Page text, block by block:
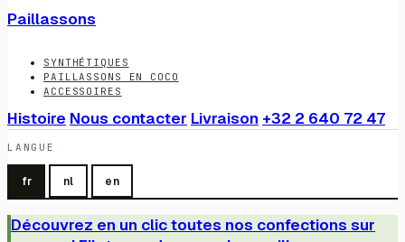
Paillassons
SYNTHÉTIQUES
PAILLASSONS EN COCO
ACCESSOIRES
Histoire Nous contacter Livraison +32 2 640 72 47
LANGUE
fr nl en
Découvrez en un clic toutes nos confections sur